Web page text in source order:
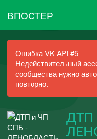
ВПОСТЕР
Ошибка VK API #5
Недействительный
сообщества нужно
повторно.
ДТП